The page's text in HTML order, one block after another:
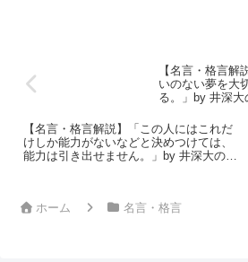
深い意味と
【名言・格言解
いのない夢を大
る。」by 井深
【名言・格言解説】「この人にはこれだ
けしか能力がないなどと決めつけては、
能力は引き出せません。」by 井深大の深
ホーム 名言・格言